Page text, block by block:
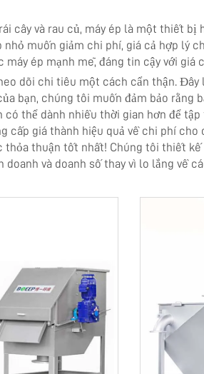
cây và rau củ, máy ép là một thiết
muốn giảm chi phí, giá cả hợp lý
máy ép mạnh mẽ, đáng tin cậy với giá
dõi chi tiêu một cách cẩn thận.
bạn, chúng tôi muốn đảm bảo
có thể dành nhiều thời gian hơn để
cấp giá thành hiệu quả về chi phí
thỏa thuận tốt nhất! Chúng tôi thiết
doanh và doanh số thay vì lo lắng về